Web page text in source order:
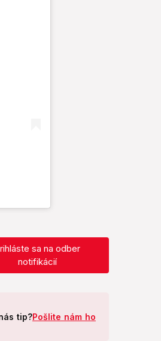
sa na odber
notifikácií
tip?Pošlite nám ho